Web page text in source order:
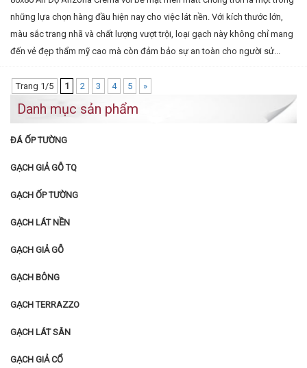
những lựa chọn hàng đầu hiện nay cho việc lát nền. Với kích thước lớn,
màu sắc trang nhã và chất lượng vượt trội, loại gạch này không chỉ mang
đến vẻ đẹp thẩm mỹ cao mà còn đảm bảo sự an toàn cho người sử...
Trang 1/5 1 2 3 4 5 »
Danh mục sản phẩm
ĐÁ ỐP TƯỜNG
GẠCH GIẢ GỖ TQ
GẠCH ỐP TƯỜNG
GẠCH LÁT NỀN
GẠCH GIẢ GỖ
GẠCH BÔNG
GẠCH TERRAZZO
GẠCH LÁT SÂN
GẠCH GIẢ CỔ